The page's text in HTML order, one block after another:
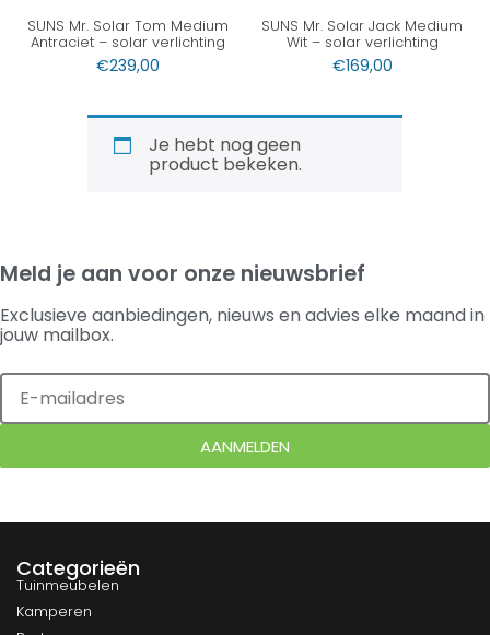
SUNS Mr. Solar Tom Medium
Antraciet – solar verlichting
€239,00
SUNS Mr. Solar Jack Medium
Wit – solar verlichting
€169,00
Je hebt nog geen
product bekeken.
Meld je aan voor onze nieuwsbrief
Exclusieve aanbiedingen, nieuws en advies elke maand in
jouw mailbox.
AANMELDEN
Categorieën
Tuinmeubelen
Kamperen